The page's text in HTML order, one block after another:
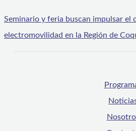
Seminario y feria buscan impulsar el
electromovilidad en la Región de